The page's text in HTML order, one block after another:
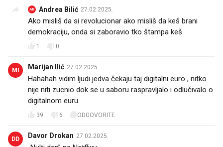
AB Andrea Bilić 27.02.2025.
Ako misliš da si revolucionar ako misliš da keš brani
demokraciju, onda si zaboravio tko štampa keš.
1 0
MI Marijan Ilić 27.02.2025.
Hahahah vidim ljudi jedva čekaju taj digitalni euro , nitko
nije niti zucnio dok se u saboru raspravljalo i odlučivalo o
digitalnom euru.
39 6 ODGOVORITE
DD Davor Drokan 27.02.2025.